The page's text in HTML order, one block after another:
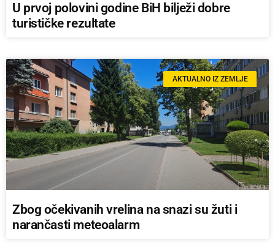
U prvoj polovini godine BiH bilježi dobre
turističke rezultate
AKTUALNO IZ ZEMLJE
Zbog očekivanih vrelina na snazi su žuti i
narančasti meteoalarm